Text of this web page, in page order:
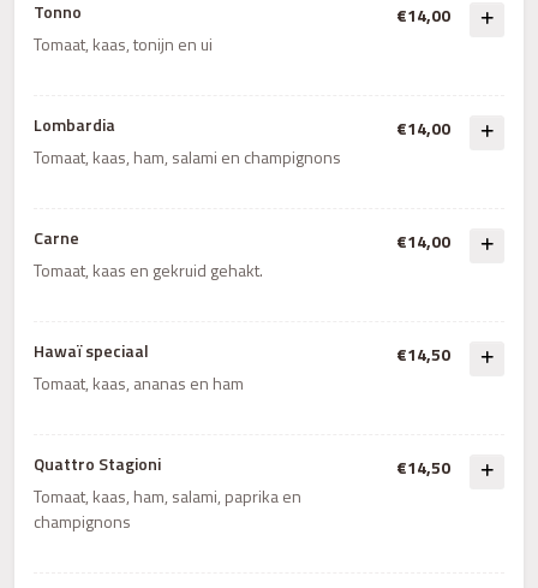
Tonno
Tomaat, kaas, tonijn en ui
€14,00
Lombardia
Tomaat, kaas, ham, salami en champignons
€14,00
Carne
Tomaat, kaas en gekruid gehakt.
€14,00
Hawaï speciaal
Tomaat, kaas, ananas en ham
€14,50
Quattro Stagioni
Tomaat, kaas, ham, salami, paprika en
champignons
€14,50